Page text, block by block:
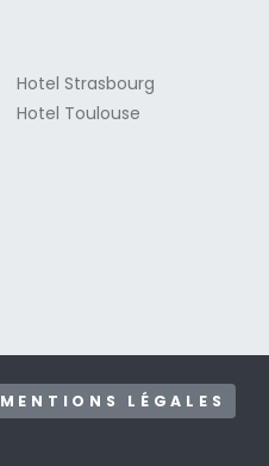
Hotel Strasbourg
Hotel Toulouse
MENTIONS LÉGALES